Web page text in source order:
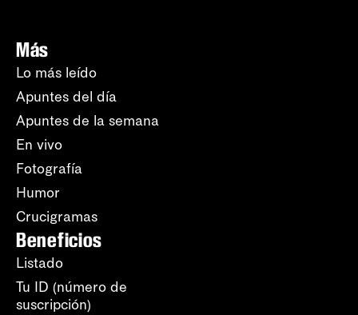
Más
Lo más leído
Apuntes del día
Apuntes de la semana
En vivo
Fotografía
Humor
Crucigramas
Beneficios
Listado
Tu ID (número de
suscripción)